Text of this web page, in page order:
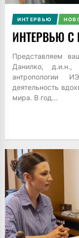
ИНТЕРВЬЮ
ИНТЕРВЬЮ
Представляем
Данилко, д.и.н.,
антропологии
деятельность
мира. В год...